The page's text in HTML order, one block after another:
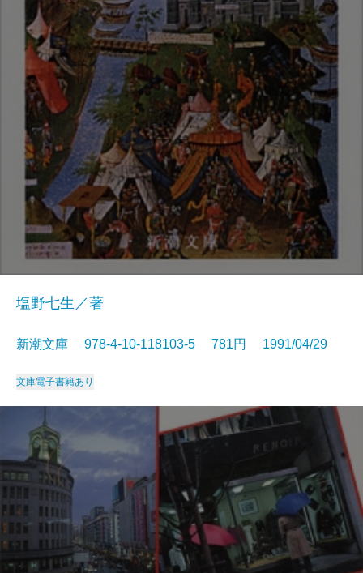
塩野七生／著
新潮文庫 978-4-10-118103-5 781円 1991/04/29
文庫電子書籍あり